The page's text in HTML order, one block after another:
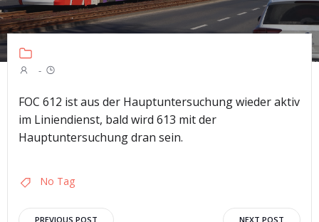
-
FOC 612 ist aus der Hauptuntersuchung wieder aktiv
im Liniendienst, bald wird 613 mit der
Hauptuntersuchung dran sein.
No Tag
PREVIOUS POST NEXT POST